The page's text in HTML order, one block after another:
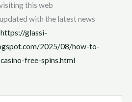
this web
with the latest news
https://glassi-
2025/08/how-to-
free-spins.html